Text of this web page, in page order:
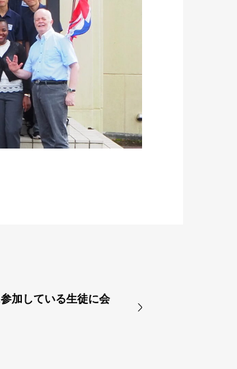
加している生徒に会